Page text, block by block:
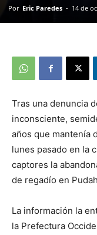
Por Eric Paredes - 14 de
Tras una denuncia
inconsciente,
años que mantenía
lunes pasado en la
captores la
de regadío en
La información la
la Prefectura